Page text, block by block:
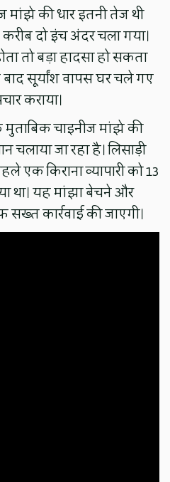
मांझे की धार इतनी तेज थी
दो इंच अंदर चला गया।
तो बड़ा हादसा हो सकता
बाद सूर्यांश वापस घर चले गए
कराया।
चाइनीज मांझे की
चलाया जा रहा है। लिसाड़ी
एक किराना व्यापारी को 13
था। यह मांझा बेचने और
कार्रवाई की जाएगी।